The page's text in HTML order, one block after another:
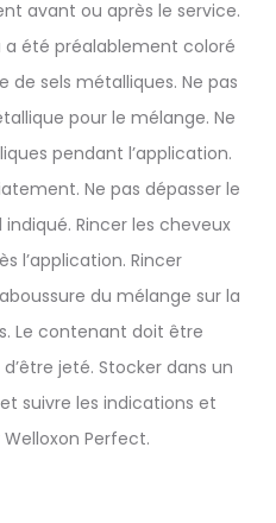
avant ou après le service.
a été préalablement coloré
sels métalliques. Ne pas
pour le mélange. Ne
pendant l’application.
Ne pas dépasser le
Rincer les cheveux
l’application. Rincer
du mélange sur la
Le contenant doit être
jeté. Stocker dans un
suivre les indications et
Perfect.